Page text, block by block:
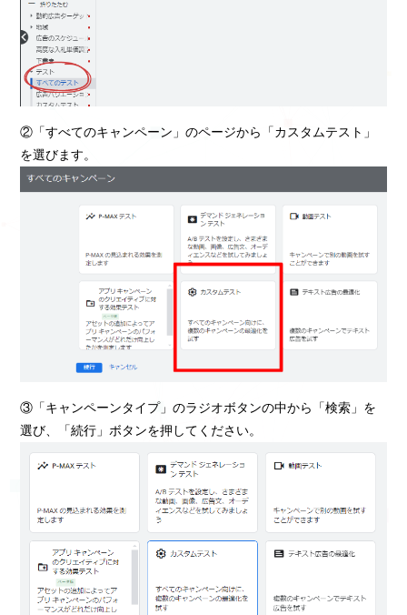
②「すべてのキャンペーン」のページから「カスタムテスト」
を選びます。
③「キャンペーンタイプ」のラジオボタンの中から「検索」を
選び、「続行」ボタンを押してください。